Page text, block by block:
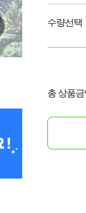
수량선택
총 상품